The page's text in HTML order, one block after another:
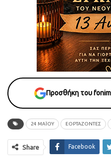
Προσθήκη του
24 ΜΑΪΟΥ ΕΟΡΤΑΖΟΝΤΕΣ
Share Facebook